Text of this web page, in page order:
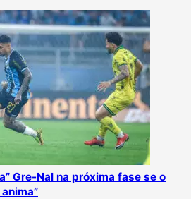
Gre-Nal na próxima fase se o